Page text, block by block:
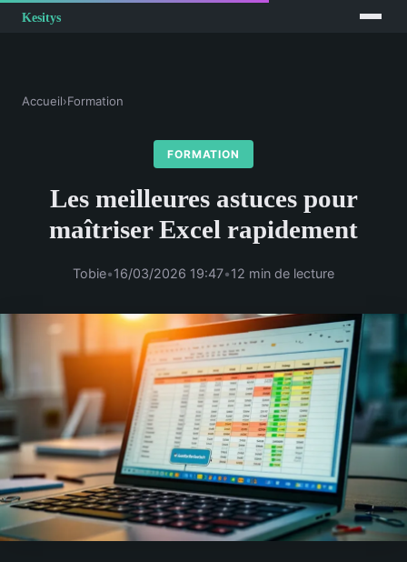
Accueil›Formation
FORMATION
Les meilleures astuces pour
maîtriser Excel rapidement
Tobie•16/03/2026 19:47•12 min de lecture